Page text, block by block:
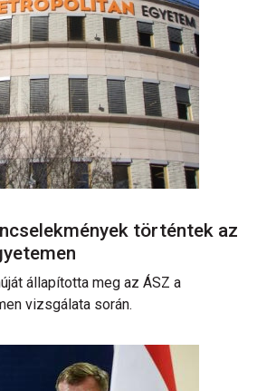
történtek az
állapította meg az ÁSZ a
vizsgálata során.